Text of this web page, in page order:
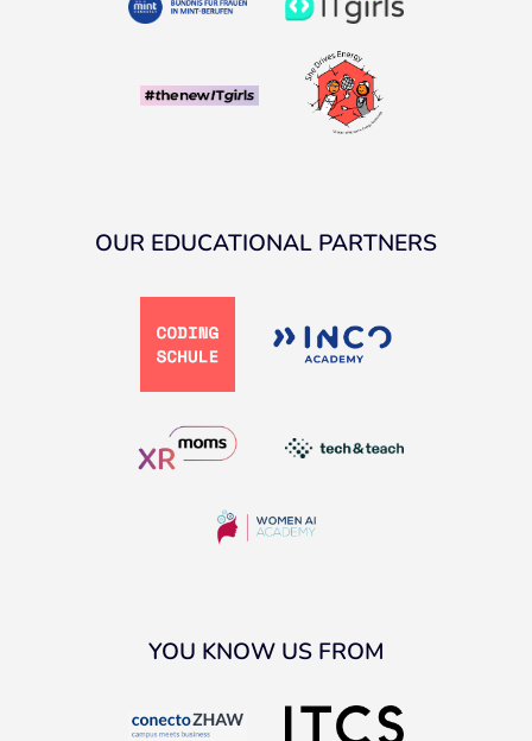
OUR EDUCATIONAL PARTNERS
YOU KNOW US FROM